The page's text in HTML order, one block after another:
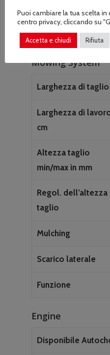
Diametro ruota
pollici
Mowing System
Larghezza di taglio
Larghezza di
cm
Altezza taglio
min/max in mm
Regol. dell’altezza
taglio
Mulching
Scarico laterale
Funzione
Engine
Disponibile
Puoi cambiare la tua scelta
centro privacy, cliccando su
Accetta e chiudi Rifiuta